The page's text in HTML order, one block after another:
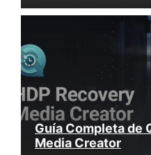
Guía Completa de
Media Creator